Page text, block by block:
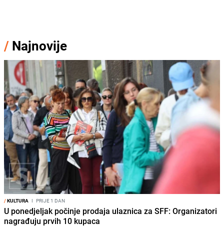
/ Najnovije
/KULTURA I PRIJE 1 DAN
U ponedjeljak počinje prodaja ulaznica za SFF: Organizatori
nagrađuju prvih 10 kupaca